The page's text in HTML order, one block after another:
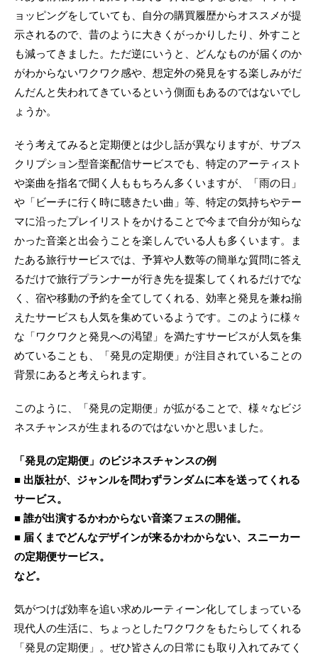
ョッピングをしていても、自分の購買履歴からオススメが提
示されるので、昔のように大きくがっかりしたり、外すこと
も減ってきました。ただ逆にいうと、どんなものが届くのか
がわからないワクワク感や、想定外の発見をする楽しみがだ
んだんと失われてきているという側面もあるのではないでし
ょうか。
そう考えてみると定期便とは少し話が異なりますが、サブス
クリプション型音楽配信サービスでも、特定のアーティスト
や楽曲を指名で聞く人ももちろん多くいますが、「雨の日」
や「ビーチに行く時に聴きたい曲」等、特定の気持ちやテー
マに沿ったプレイリストをかけることで今まで自分が知らな
かった音楽と出会うことを楽しんでいる人も多くいます。ま
たある旅行サービスでは、予算や人数等の簡単な質問に答え
るだけで旅行プランナーが行き先を提案してくれるだけでな
く、宿や移動の予約を全てしてくれる、効率と発見を兼ね揃
えたサービスも人気を集めているようです。このように様々
な「ワクワクと発見への渇望」を満たすサービスが人気を集
めていることも、「発見の定期便」が注目されていることの
背景にあると考えられます。
このように、「発見の定期便」が拡がることで、様々なビジ
ネスチャンスが生まれるのではないかと思いました。
「発見の定期便」のビジネスチャンスの例
■ 出版社が、ジャンルを問わずランダムに本を送ってくれる
サービス。
■ 誰が出演するかわからない音楽フェスの開催。
■ 届くまでどんなデザインが来るかわからない、スニーカー
の定期便サービス。
など。
気がつけば効率を追い求めルーティーン化してしまっている
現代人の生活に、ちょっとしたワクワクをもたらしてくれる
「発見の定期便」。ぜひ皆さんの日常にも取り入れてみてく